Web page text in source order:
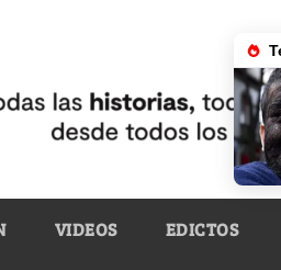
VIDEOS EDICTOS